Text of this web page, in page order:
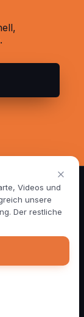
in Berlin und
im Jahr
Mischstation.
Videos und
unsere
Der restliche